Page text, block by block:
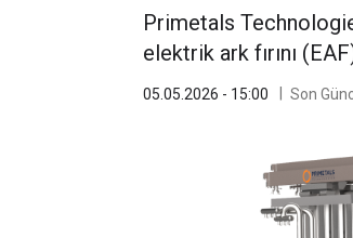
Primetals
elektrik ark fırını
05.05.2026 - 15:00 Son